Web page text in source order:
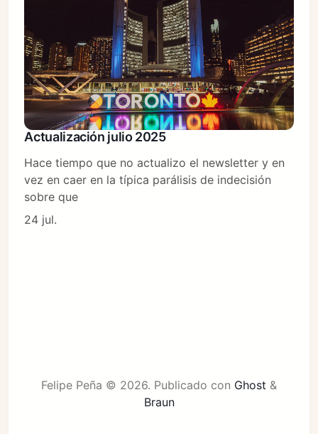
Actualización julio 2025
Hace tiempo que no actualizo el newsletter y en
vez en caer en la típica parálisis de indecisión
sobre que
24 jul.
Felipe Peña © 2026. Publicado con Ghost &
Braun